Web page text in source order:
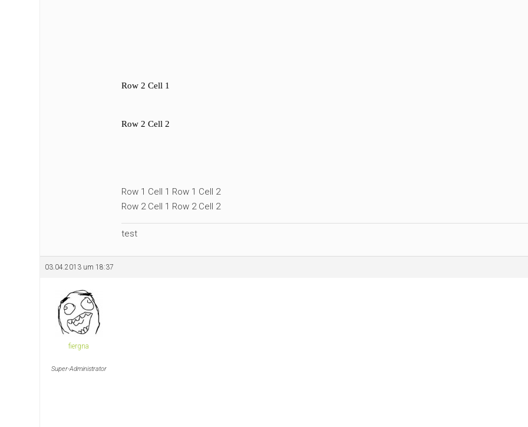
Row 2 Cell 1
Row 2 Cell 2
Row 1 Cell 1 Row 1 Cell 2
Row 2 Cell 1 Row 2 Cell 2
test
03.04.2013 um 18:37
fiergna
Super-Administrator